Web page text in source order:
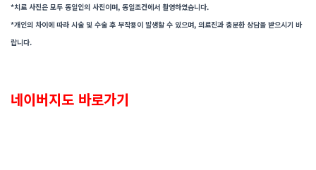
*치료 사진은 모두 동일인의 사진이며, 동일조건에서 촬영하였습니다.
*개인의 차이에 따라 시술 및 수술 후 부작용이 발생할 수 있으며, 의료진과 충분한 상담을 받으시기 바
랍니다.
네이버지도 바로가기